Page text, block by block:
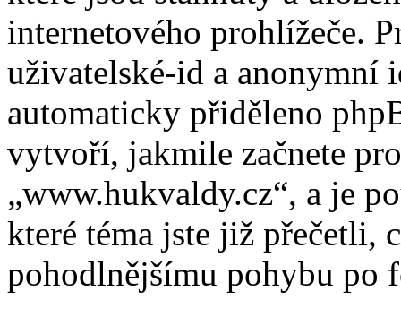
internetového prohlížeče.
uživatelské-id a anonymní
automaticky přiděleno
vytvoří, jakmile začnete
„www.hukvaldy.cz“, a je
které téma jste již přečetli,
pohodlnějšímu pohybu po